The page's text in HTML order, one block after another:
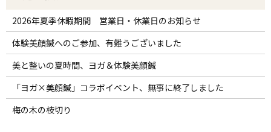
2026年夏季休暇期間 営業日・休業日のお知らせ
体験美顔鍼へのご参加、有難うございました
美と整いの夏時間、ヨガ＆体験美顔鍼
「ヨガ×美顔鍼」コラボイベント、無事に終了しました
梅の木の枝切り